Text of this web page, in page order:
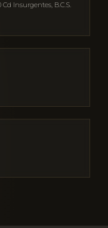
Insurgentes, B.C.S.